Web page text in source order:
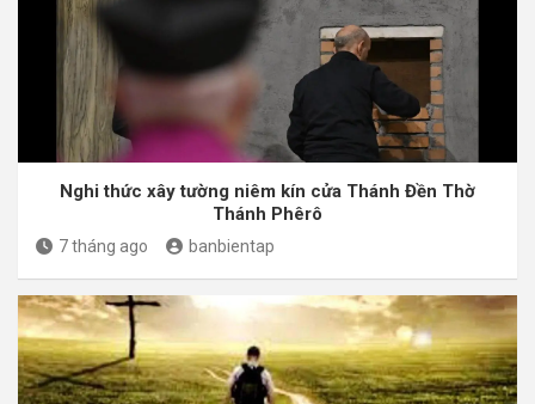
Nghi thức xây tường niêm kín cửa Thánh Đền Thờ
Thánh Phêrô
7 tháng ago banbientap